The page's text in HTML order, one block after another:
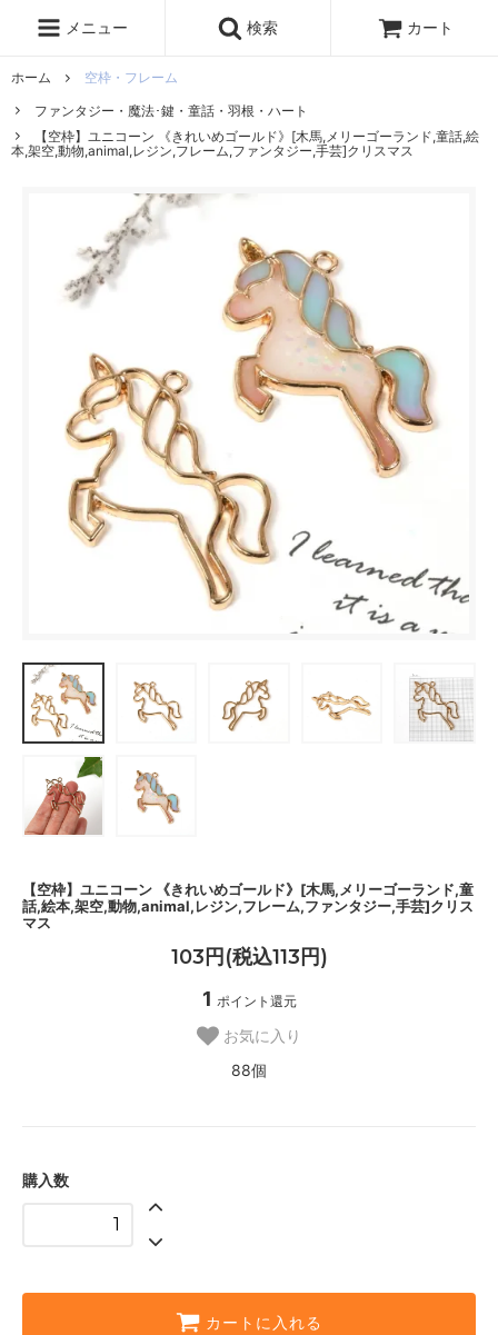
メニュー 検索 カート
ホーム
空枠・フレーム
ファンタジー・魔法･鍵・童話・羽根・ハート
【空枠】ユニコーン 《きれいめゴールド》[木馬,メリーゴーランド,童話,絵
本,架空,動物,animal,レジン,フレーム,ファンタジー,手芸]クリスマス
【空枠】ユニコーン 《きれいめゴールド》[木馬,メリーゴーランド,童
話,絵本,架空,動物,animal,レジン,フレーム,ファンタジー,手芸]クリス
マス
103円(税込113円)
1 ポイント還元
お気に入り
88個
購入数
カートに入れる